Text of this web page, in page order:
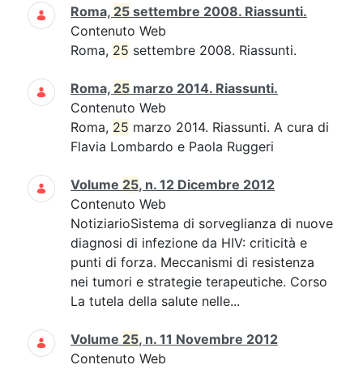
Roma, 25 settembre 2008. Riassunti.
Contenuto Web
Roma, 25 settembre 2008. Riassunti.
Roma, 25 marzo 2014. Riassunti.
Contenuto Web
Roma, 25 marzo 2014. Riassunti. A cura di
Flavia Lombardo e Paola Ruggeri
Volume 25, n. 12 Dicembre 2012
Contenuto Web
NotiziarioSistema di sorveglianza di nuove
diagnosi di infezione da HIV: criticità e
punti di forza. Meccanismi di resistenza
nei tumori e strategie terapeutiche. Corso
La tutela della salute nelle...
Volume 25, n. 11 Novembre 2012
Contenuto Web